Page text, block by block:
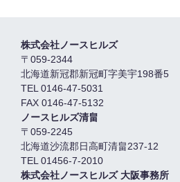
株式会社ノースヒルズ
〒059-2344
北海道新冠郡新冠町字美宇198番5
TEL 0146-47-5031
FAX 0146-47-5132
ノースヒルズ清畠
〒059-2245
北海道沙流郡日高町清畠237-12
TEL 01456-7-2010
株式会社ノースヒルズ 大阪事務所